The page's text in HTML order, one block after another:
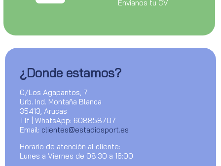
Envianos tu CV
¿Donde estamos?
C/Los Agapantos, 7
Urb. Ind. Montaña Blanca
35413, Arucas
Tlf | WhatsApp: 608858707
Email: clientes@estadiosport.es
Horario de atención al cliente:
Lunes a Viernes de 08:30 a 16:00